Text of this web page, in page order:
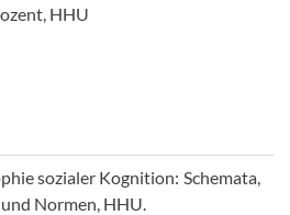
HHU
sozialer Kognition: Schemata,
Normen, HHU.